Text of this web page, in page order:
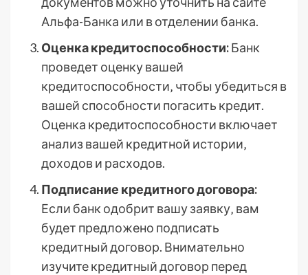
Альфа-Банка или в отделении банка.
Оценка кредитоспособности:Банк
проведет оценку вашей
кредитоспособности‚ чтобы убедиться в
вашей способности погасить кредит.
Оценка кредитоспособности включает
анализ вашей кредитной истории‚
доходов и расходов.
Подписание кредитного договора:
Если банк одобрит вашу заявку‚ вам
будет предложено подписать
кредитный договор. Внимательно
изучите кредитный договор перед